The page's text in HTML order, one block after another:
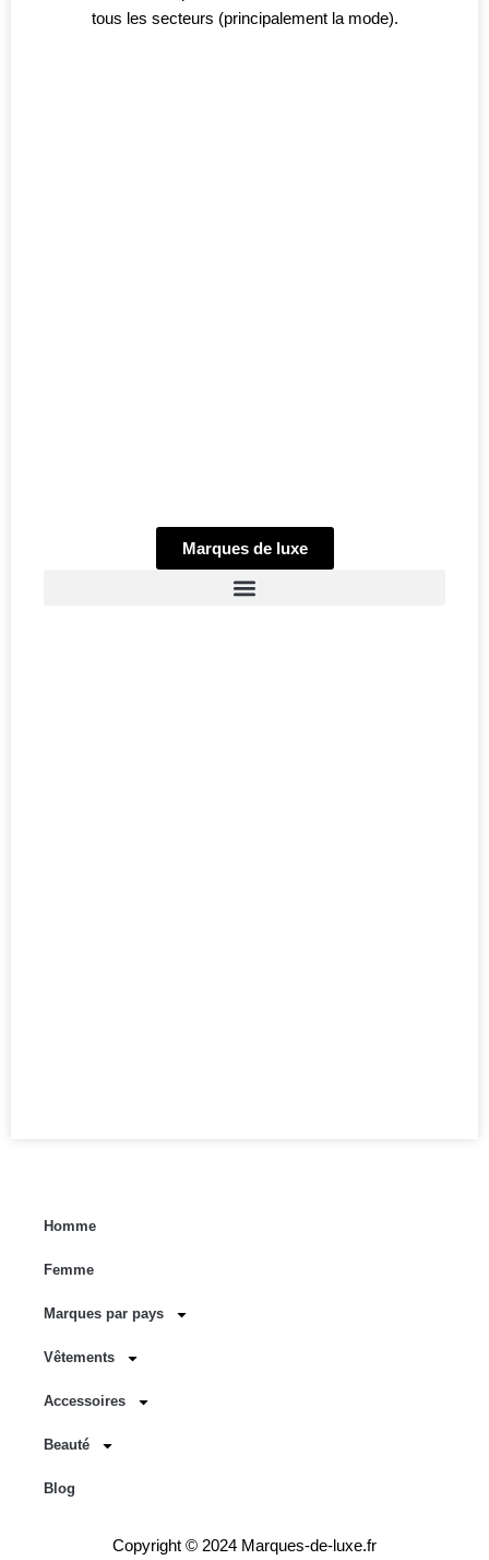
tous les secteurs (principalement la mode).
Marques de luxe
Homme
Femme
Marques par pays
Vêtements
Accessoires
Beauté
Blog
Copyright © 2024 Marques-de-luxe.fr